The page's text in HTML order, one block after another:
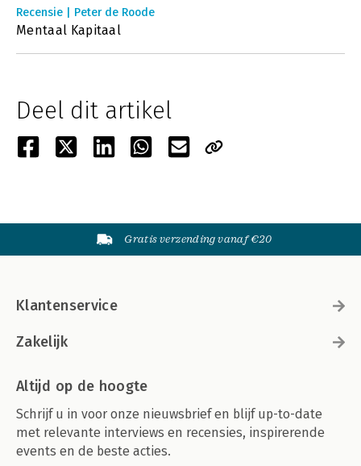
Recensie | Peter de Roode
Mentaal Kapitaal
Deel dit artikel
Gratis verzending vanaf €20
Klantenservice
Zakelijk
Altijd op de hoogte
Schrijf u in voor onze nieuwsbrief en blijf up-to-date
met relevante interviews en recensies, inspirerende
events en de beste acties.